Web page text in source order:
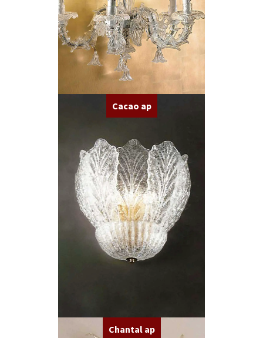
Cacao ap
Chantal ap